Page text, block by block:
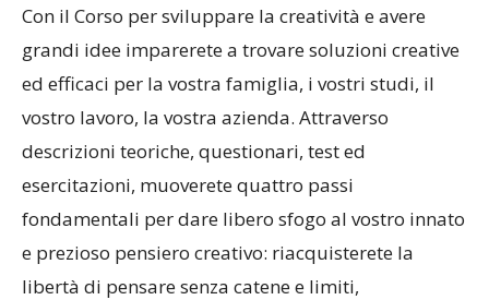
Con il Corso per sviluppare la creatività e avere
grandi idee imparerete a trovare soluzioni creative
ed efficaci per la vostra famiglia, i vostri studi, il
vostro lavoro, la vostra azienda. Attraverso
descrizioni teoriche, questionari, test ed
esercitazioni, muoverete quattro passi
fondamentali per dare libero sfogo al vostro innato
e prezioso pensiero creativo: riacquisterete la
libertà di pensare senza catene e limiti,